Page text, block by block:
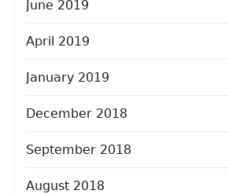
June 2019
April 2019
January 2019
December 2018
September 2018
August 2018